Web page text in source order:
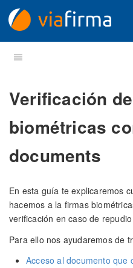
Verificación
biométricas
documents
En esta guía te explicaremos
hacemos a la firmas
verificación en caso de
Para ello nos ayudaremos de
Acceso al documento que